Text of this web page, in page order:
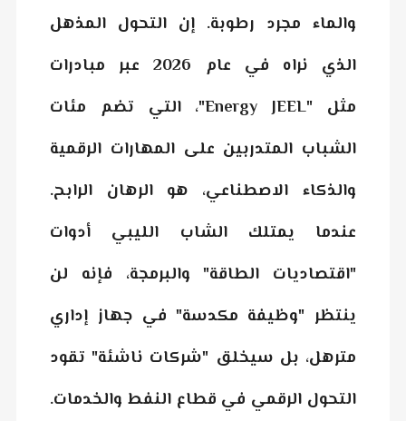
والماء مجرد رطوبة. إن التحول المذهل
الذي نراه في عام 2026 عبر مبادرات
مثل"Energy JEEL"
، التي تضم مئات
الشباب المتدربين على المهارات الرقمية
والذكاء الاصطناعي، هو الرهان الرابح.
عندما يمتلك الشاب الليبي أدوات
"اقتصاديات الطاقة" والبرمجة، فإنه لن
ينتظر "وظيفة مكدسة" في جهاز إداري
مترهل، بل سيخلق "شركات ناشئة" تقود
التحول الرقمي في قطاع النفط والخدمات.